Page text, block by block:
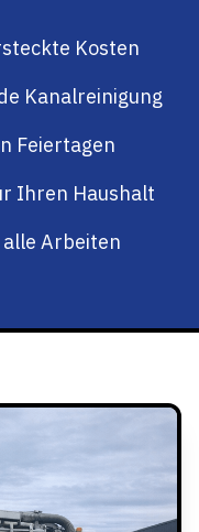
Kosten
Kanalreinigung
Feiertagen
Ihren Haushalt
Arbeiten